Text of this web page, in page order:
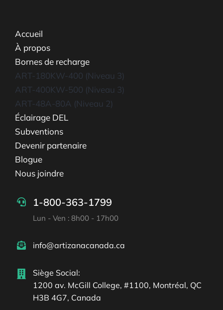
Accueil
À propos
Bornes de recharge
ART-180KW-400 (Niveau 3)
ART-400KW-500 (Niveau 3)
ART-48A-80A (Niveau 2)
Éclairage DEL
Subventions
Devenir partenaire
Blogue
Nous joindre
1-800-363-1799
Lun - Ven : 8h00 - 17h00
info@artizanacanada.ca
Siège Social:
1200 av. McGill College, #1100, Montréal, QC
H3B 4G7, Canada